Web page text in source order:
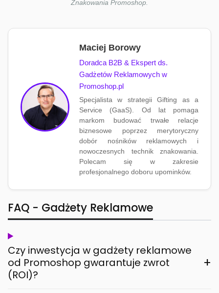
Znakowania Promoshop.
Maciej Borowy
Doradca B2B & Ekspert ds.
Gadżetów Reklamowych w
Promoshop.pl
Specjalista w strategii Gifting as a
Service (GaaS). Od lat pomaga
markom budować trwałe relacje
biznesowe poprzez merytoryczny
dobór nośników reklamowych i
nowoczesnych technik znakowania.
Polecam się w zakresie
profesjonalnego doboru upominków.
FAQ - Gadżety Reklamowe
Czy inwestycja w gadżety reklamowe
od Promoshop gwarantuje zwrot
(ROI)?
+